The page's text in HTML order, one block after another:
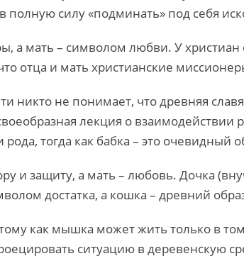
полную силу «подминать» под себя
а мать – символом любви. У христиан
отца и мать христианские
никто не понимает, что древняя
лекция о взаимодействии
тогда как бабка – это очевидный
и защиту, а мать – любовь. Дочка
достатка, а кошка – древний
как мышка может жить только в
ситуацию в деревенскую